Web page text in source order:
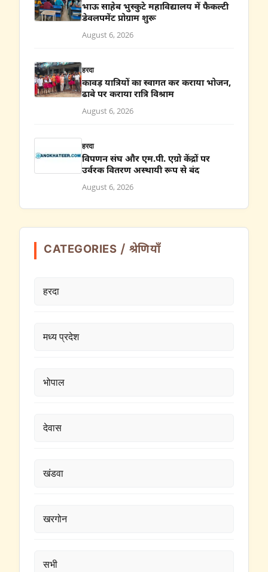
भाऊ साहेब भुस्कुटे महाविद्यालय में फैकल्टी
डेवलपमेंट प्रोग्राम शुरू
August 6, 2026
हरदा
कावड़ यात्रियों का स्वागत कर कराया भोजन,
ढाबे पर कराया रात्रि विश्राम
August 6, 2026
हरदा
विपणन संघ और एम.पी. एग्रो केंद्रों पर
उर्वरक वितरण अस्थायी रूप से बंद
August 6, 2026
CATEGORIES / श्रेणियाँ
हरदा
मध्य प्रदेश
भोपाल
देवास
खंडवा
खरगोन
सभी